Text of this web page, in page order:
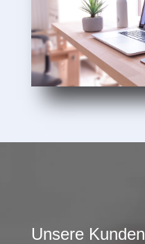
Unsere Kunden